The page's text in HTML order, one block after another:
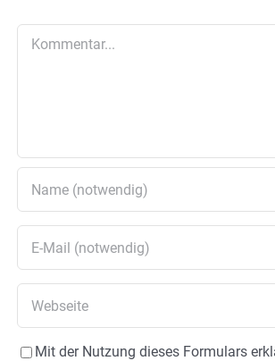
Mit der Nutzung dieses Formulars